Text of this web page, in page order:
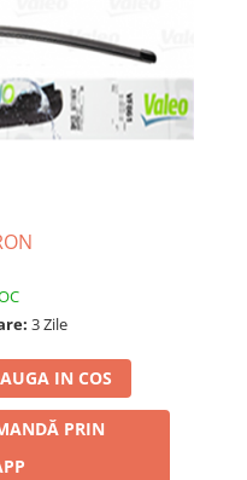
3 Zile
IN COS
PRIN